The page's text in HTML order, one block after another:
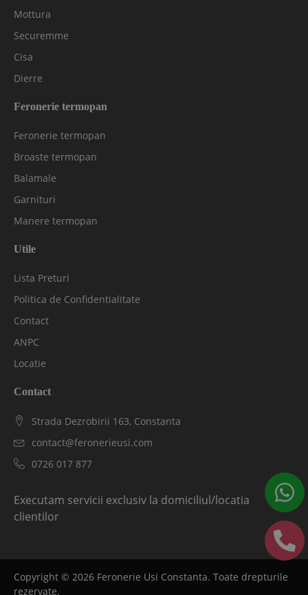
Mottura
Securemme
Cisa
Dierre
Feronerie termopan
Feronerie termopan
Broaste termopan
Balamale
Garnituri
Manere termopan
Utile
Lista Preturi
Politica de Confidentialitate
Contact
ANPC
Locatie
Contact
Strada Dezrobirii 163, Constanta
contact@feronerieusi.com
0726 017 877
Executam servicii exclusiv la domiciliul/locatia
clientilor
Copyright © 2026 Feronerie Usi Constanta. Toate drepturile
rezervate.